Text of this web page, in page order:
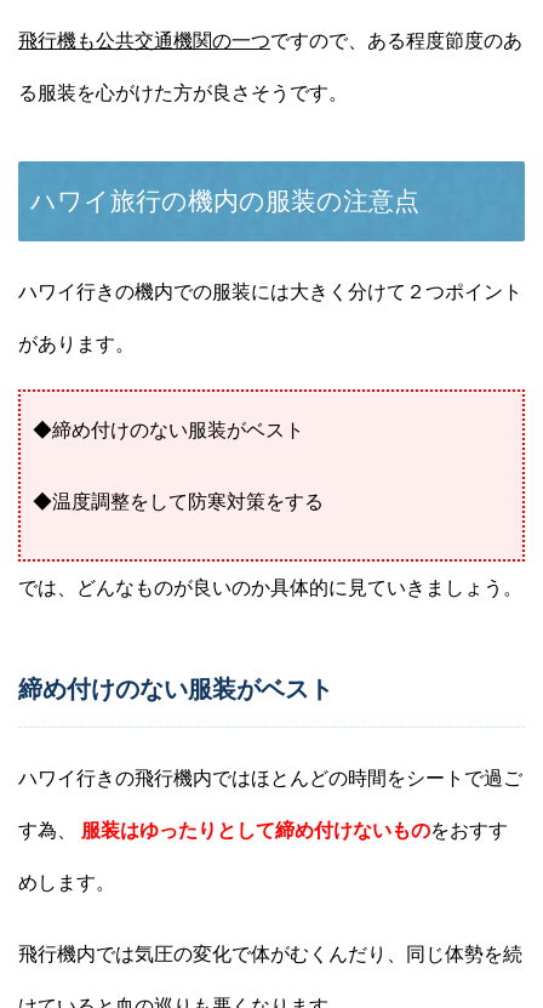
飛行機も公共交通機関の一つですので、ある程度節度のあ
る服装を心がけた方が良さそうです。
ハワイ旅行の機内の服装の注意点
ハワイ行きの機内での服装には大きく分けて２つポイント
があります。
◆締め付けのない服装がベスト
◆温度調整をして防寒対策をする
では、どんなものが良いのか具体的に見ていきましょう。
締め付けのない服装がベスト
ハワイ行きの飛行機内ではほとんどの時間をシートで過ご
す為、 服装はゆったりとして締め付けないものをおすす
めします。
飛行機内では気圧の変化で体がむくんだり、同じ体勢を続